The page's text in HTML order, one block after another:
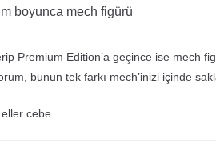
boyunca mech figürü
Premium Edition’a geçince ise mech
bunun tek farkı mech’inizi içinde
cebe.